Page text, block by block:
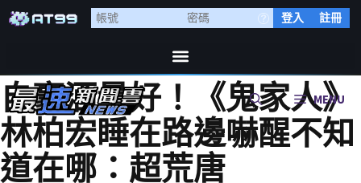
登入 註冊
MENU
自豪酒量好！《鬼家人》
林柏宏睡在路邊嚇醒不知
道在哪：超荒唐